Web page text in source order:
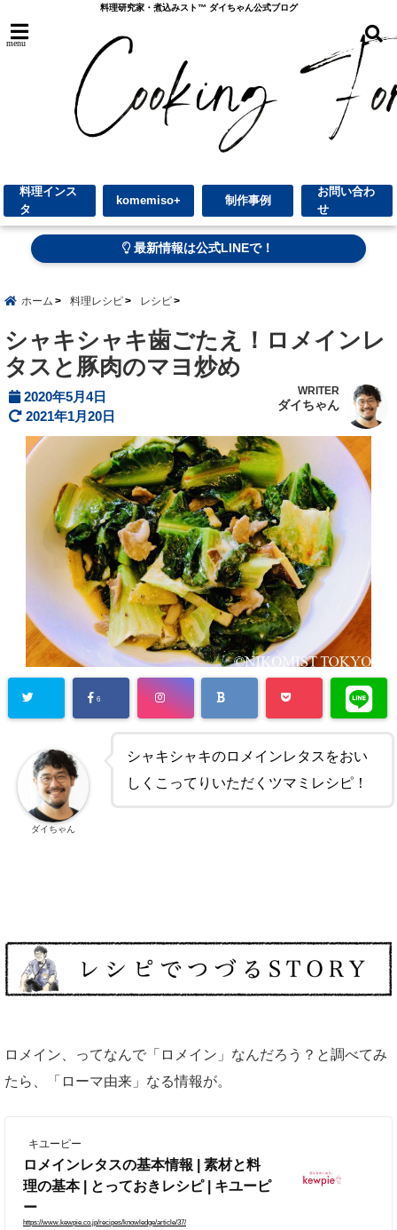
料理研究家・煮込みスト™︎ ダイちゃん公式ブログ
menu
料理インス
タ
komemiso+ 制作事例
お問い合わ
せ
最新情報は公式LINEで！
ホーム 料理レシピ レシピ
シャキシャキ歯ごたえ！ロメインレ
タスと豚肉のマヨ炒め
2020年5月4日
2021年1月20日
WRITER
ダイちゃん
6
シャキシャキのロメインレタスをおい
しくこってりいただくツマミレシピ！
ダイちゃん
ロメイン、ってなんで「ロメイン」なんだろう？と調べてみ
たら、「ローマ由来」なる情報が。
キユーピー
ロメインレタスの基本情報 | 素材と料
理の基本 | とっておきレシピ | キユーピ
ー
https://www.kewpie.co.jp/recipes/knowledge/article/37/